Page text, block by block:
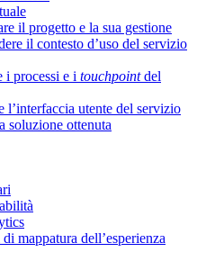
il progetto e la sua gestione
il contesto d’uso del servizio
i processi e i touchpointdel
l’interfaccia utente del servizio
soluzione ottenuta
mappatura dell’esperienza